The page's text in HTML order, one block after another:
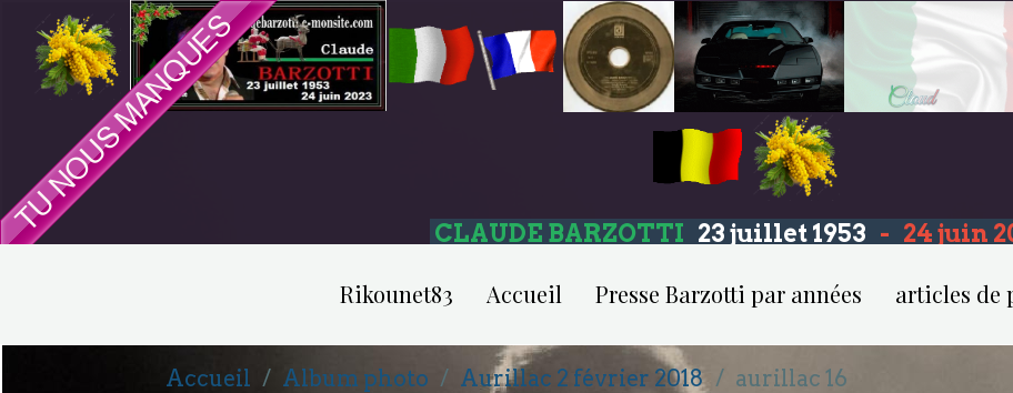
CLAUDE BARZOTTI 23 juillet 1953 - 24 juin
Rikounet83 Accueil Presse Barzotti par années articles de
Accueil Album photo Aurillac 2 février 2018 aurillac 16